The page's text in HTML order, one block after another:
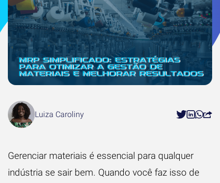
Luiza Caroliny
Gerenciar materiais é essencial para qualquer
indústria se sair bem. Quando você faz isso de